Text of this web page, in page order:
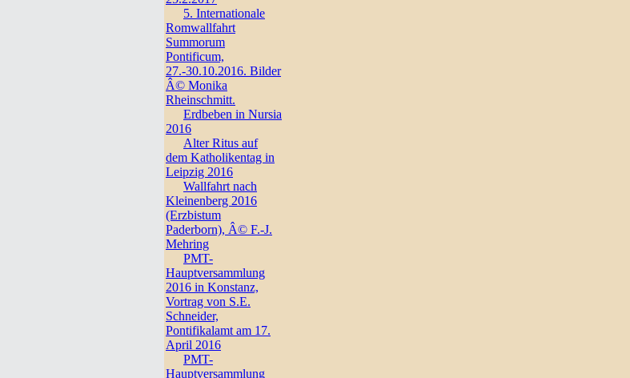
5. Internationale
Romwallfahrt
Summorum
Pontificum,
27.-30.10.2016. Bilder
Â© Monika
Rheinschmitt.
Erdbeben in Nursia
2016
Alter Ritus auf
dem Katholikentag in
Leipzig 2016
Wallfahrt nach
Kleinenberg 2016
(Erzbistum
Paderborn), Â© F.-J.
Mehring
PMT-
Hauptversammlung
2016 in Konstanz,
Vortrag von S.E.
Schneider,
Pontifikalamt am 17.
April 2016
PMT-
Hauptversammlung